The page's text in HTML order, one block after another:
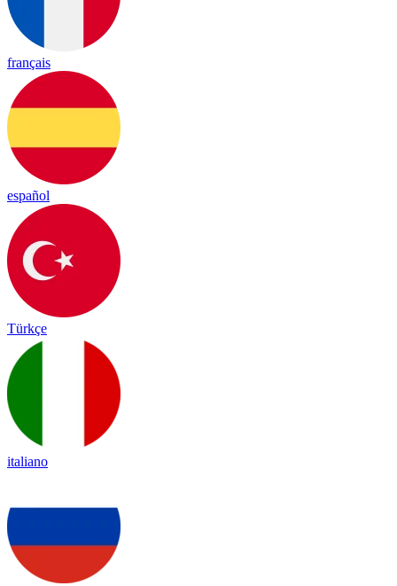
français
español
Türkçe
italiano